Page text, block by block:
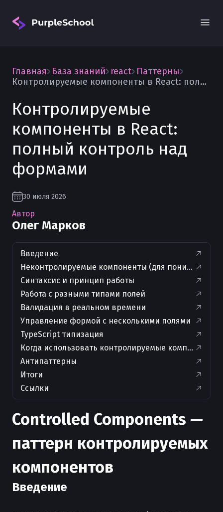
Вход
Главная База знаний react Паттерны
Контролируемые компоненты в React: полный контроль над формами
Контролируемые
компоненты в React:
полный контроль над
формами
30 июля 2026
Автор
Олег Марков
Введение
Неконтролируемые компоненты (для понимания
Синтаксис и принцип работы
Работа с разными типами полей
Валидация в реальном времени
Управление формой с несколькими полями
TypeScript типизация
Когда использовать контролируемые компоненты
Антипаттерны
Итоги
Ссылки
Controlled Components —
паттерн контролируемых
компонентов
Введение